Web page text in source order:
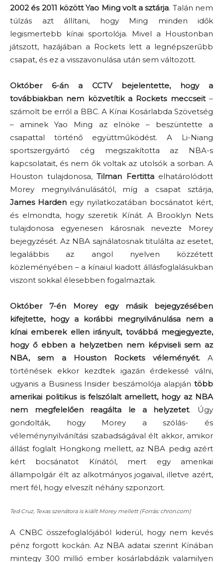
2002 és 2011 között Yao Ming volt a sztárja. Talán nem
túlzás azt állítani, hogy Ming minden idők
legismertebb kínai sportolója. Mivel a Houstonban
játszott, hazájában a Rockets lett a legnépszerűbb
csapat, és ez a visszavonulása után sem változott.
Október 6-án a CCTV bejelentette, hogy a
továbbiakban nem közvetítik a Rockets meccseit–
számolt be erről a BBC. A Kínai Kosárlabda Szövetség
– aminek Yao Ming az elnöke – beszüntette a
csapattal történő együttműködést. A Li-Niang
sportszergyártó cég megszakította az NBA-s
kapcsolatait, és nem ők voltak az utolsók a sorban. A
Houston tulajdonosa, Tilman Fertittaelhatárolódott
Morey megnyilvánulásától, míg a csapat sztárja,
James Harden egy nyilatkozatában bocsánatot kért,
és elmondta, hogy szeretik Kínát. A Brooklyn Nets
tulajdonosa egyenesen károsnak nevezte Morey
bejegyzését. Az NBA sajnálatosnak titulálta az esetet,
legalábbis az angol nyelven közzétett
közleményében – a kínaiul kiadott állásfoglalásukban
viszont sokkal élesebben fogalmaztak.
Október 7-én Morey egy másik bejegyzésében
kifejtette, hogy a korábbi megnyilvánulása nem a
kínai emberek ellen irányult, továbbá megjegyezte,
hogy ő ebben a helyzetben nem képviseli sem az
NBA, sem a Houston Rockets véleményét.A
történések ekkor kezdtek igazán érdekessé válni,
ugyanis a Business Insider beszámolója alapján több
amerikai politikus is felszólalt amellett, hogy az NBA
nem megfelelően reagálta le a helyzetet. Úgy
gondolták, hogy Morey a szólás- és
véleménynyilvánítási szabadságával élt akkor, amikor
állást foglalt Hongkong mellett, az NBA pedig azért
kért bocsánatot Kínától, mert egy amerikai
állampolgár élt az alkotmányos jogaival, illetve azért,
mert fél, hogy elveszít néhány szponzort.
Ted Cruz, Texas szenátora is kiállt Morey mellett (Forrás: chron.com)
A CNBC összefoglalójából kiderül, hogy nem kevés
pénz forgott kockán. Az NBA adatai szerint Kínában
mintegy 300 millió ember kosárlabdázik valamilyen